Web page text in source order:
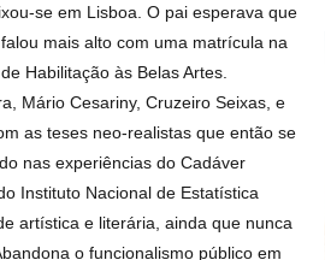
se em Lisboa. O pai esperava que
mais alto com uma matrícula na
Habilitação às Belas Artes.
Mário Cesariny, Cruzeiro Seixas, e
as teses neo-realistas que então se
nas experiências do Cadáver
Instituto Nacional de Estatística
artística e literária, ainda que nunca
o funcionalismo público em